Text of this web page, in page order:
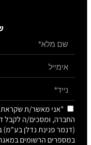
"אני מאשר/ת
החברה, ומסכים/ה לקבל
(דנמר פנינת נדלן בע"מ)
במספרים הרשומים